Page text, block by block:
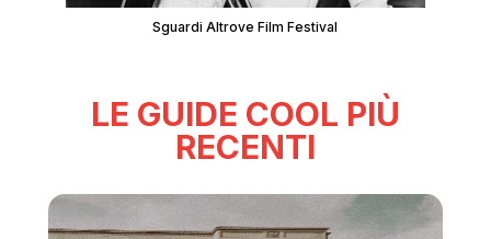
Sguardi Altrove Film Festival
LE GUIDE COOL PIÙ
RECENTI